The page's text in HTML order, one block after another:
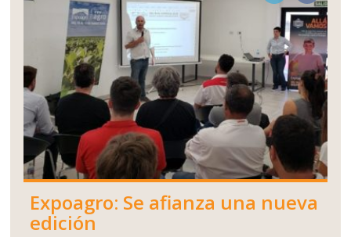
Expoagro: Se afianza una nueva
edición